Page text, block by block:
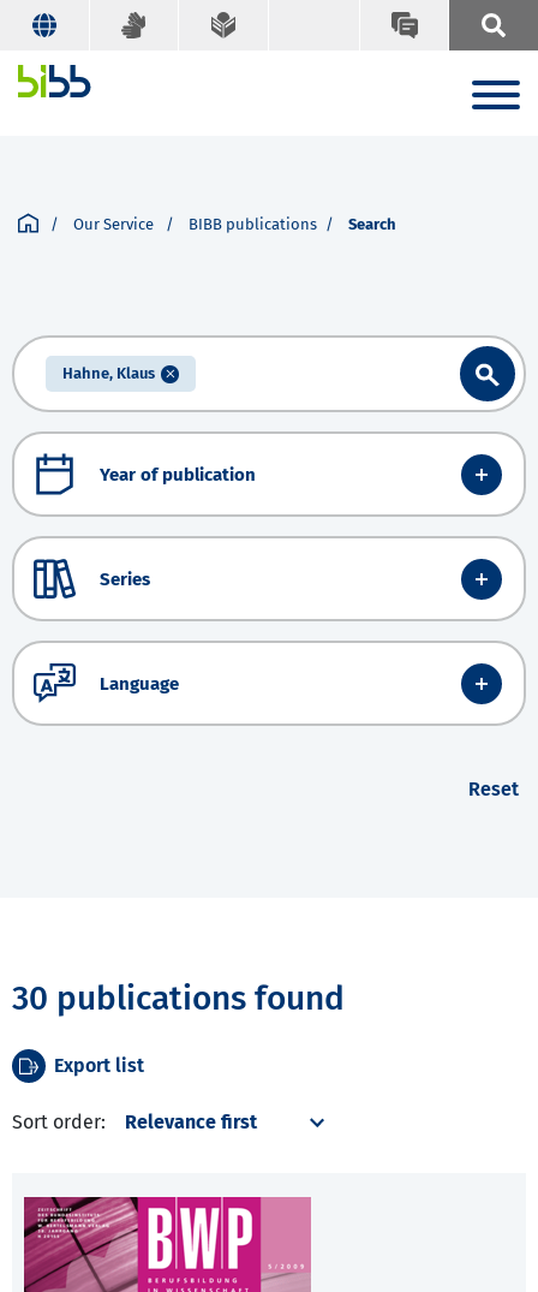
Our Service BIBB publications Search
Hahne, Klaus
Year of publication
Series
Language
Reset
30 publications found
Export list
Sort order: